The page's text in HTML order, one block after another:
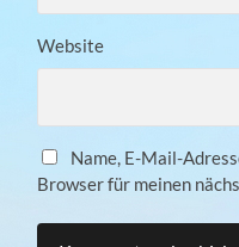
Website
Name, E-Mail-
Browser für meinen